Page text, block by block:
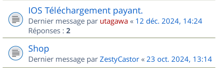
IOS Téléchargement payant.
Dernier message par utagawa « 12 déc. 2024, 14:24
Réponses : 2
Shop
Dernier message par ZestyCastor « 23 oct. 2024, 13:14